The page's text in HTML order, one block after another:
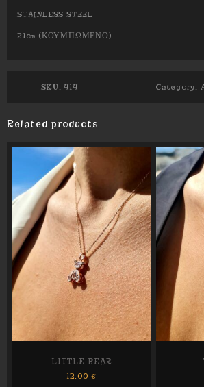
STAINLESS STEEL
21cm (ΚΟΥΜΠΩΜΕΝΟ)
SKU:414 Category:
Related products
LITTLE BEAR
12,00 €